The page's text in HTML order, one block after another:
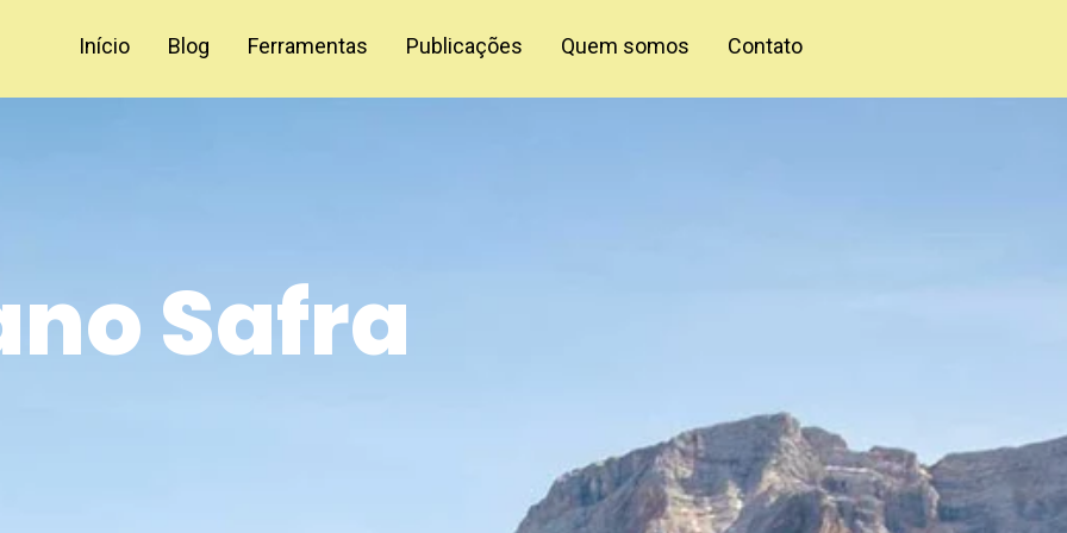
Início Blog Ferramentas Publicações Quem somos Contato
Safra